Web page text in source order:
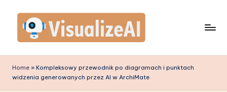
content
is
u
Home » Kompleksowy przewodnik po diagramach i punktach
widzenia generowanych przez AI w ArchiMate